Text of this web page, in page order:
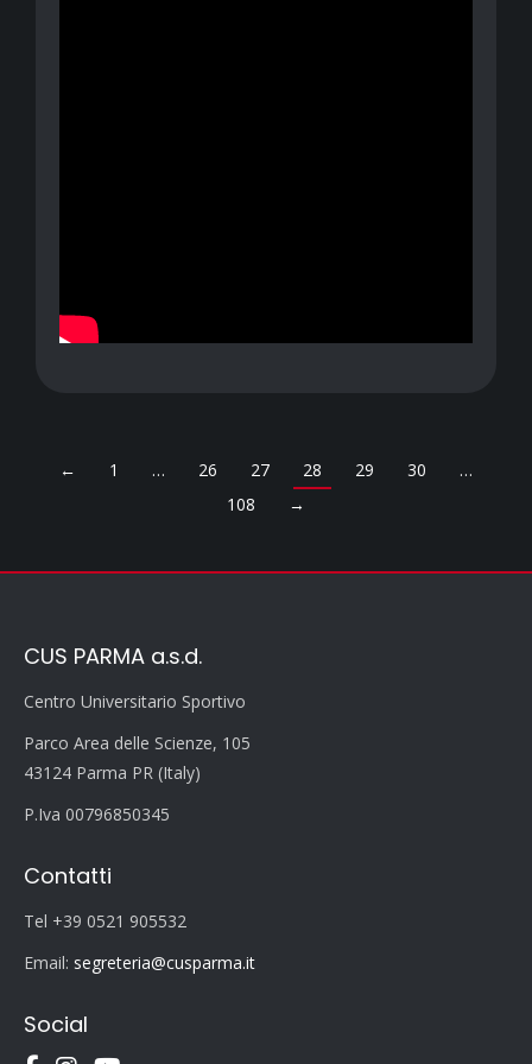
← 1 … 26 27 28 29 30
…
108
→
CUS PARMA a.s.d.
Centro Universitario Sportivo
Parco Area delle Scienze, 105
43124 Parma PR (Italy)
P.Iva 00796850345
Contatti
Tel +39 0521 905532
Email: segreteria@cusparma.it
Social